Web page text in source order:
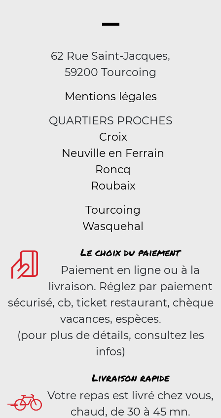
62 Rue Saint-Jacques,
59200 Tourcoing
Mentions légales
QUARTIERS PROCHES
Croix
Neuville en Ferrain
Roncq
Roubaix
Tourcoing
Wasquehal
Le choix du paiement
Paiement en ligne ou à la
livraison. Réglez par paiement
sécurisé, cb, ticket restaurant, chèque
vacances, espèces.
(pour plus de détails, consultez les
infos)
Livraison rapide
Votre repas est livré chez vous,
chaud, de 30 à 45 mn.